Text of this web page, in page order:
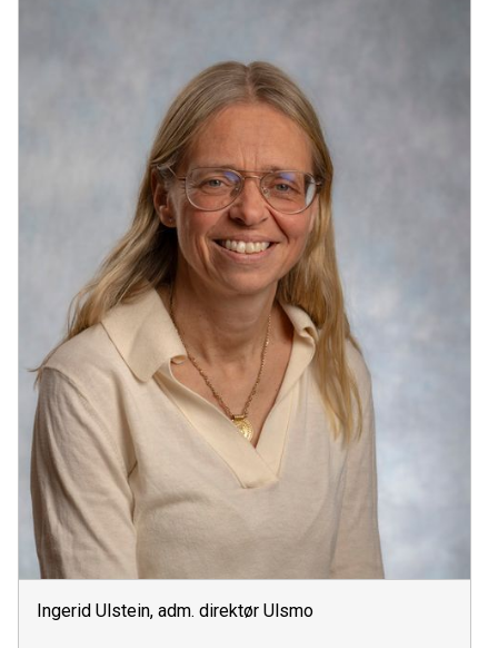
Ingerid Ulstein, adm. direktør Ulsmo